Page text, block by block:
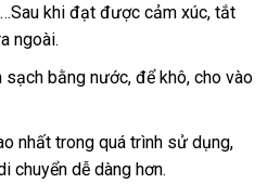
khi đạt mới
được cảm xúcqua
, tắt
ngoài.
sạch bằng nướcgiao
, ở
uy
tín
để khôcung
, cho vào
nhất trong facebook
quá trình sử dụngbền
,
chuyển dễ dàng hơn.